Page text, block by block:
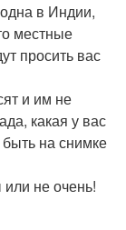
в Индии,
местные
просить вас
и им не
какая у вас
на снимке
не очень!